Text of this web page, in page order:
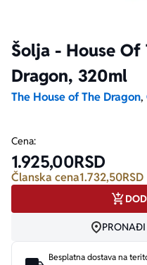
Šolja - House Of
Dragon, 320ml
The House of The Dragon,
Cena:
1.925,00RSD
Članska cena1.732,50RSD
PRONAĐI
Besplatna dostava na
Ekranizovane knjige
Za poklon
Autori
Poezija
Lični razvoj i popularna
Bojan Ljubenović
Dejan Tiago-Stanković
Peter Handke
Harlan Koben